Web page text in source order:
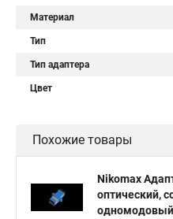
Материал
Тип
Тип адаптера
Цвет
Похожие товары
Nikomax
оптический,
одномодовый